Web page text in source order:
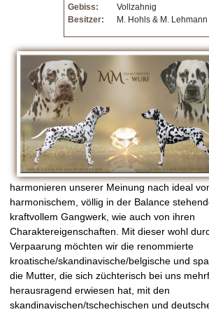
Gebiss:
Vollzahnig
Besitzer:
M. Hohls & M. Lehmann
harmonieren unserer Meinung nach ideal
harmonischem, völlig in der Balance
kraftvollem Gangwerk, wie auch von ihren
Charaktereigenschaften. Mit dieser wohl
Verpaarung möchten wir die renommierte
kroatische/skandinavische/belgische und
die Mutter, die sich züchterisch bei uns
herausragend erwiesen hat, mit den
skandinavischen/tschechischen und